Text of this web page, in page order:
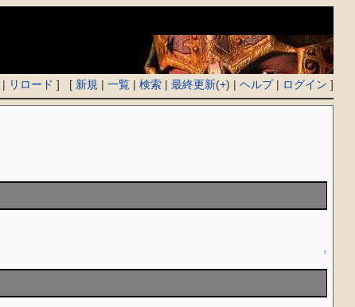
| リロード ] [ 新規 |一覧 |検索 |最終更新(+) |ヘルプ| ログイン ]
↑